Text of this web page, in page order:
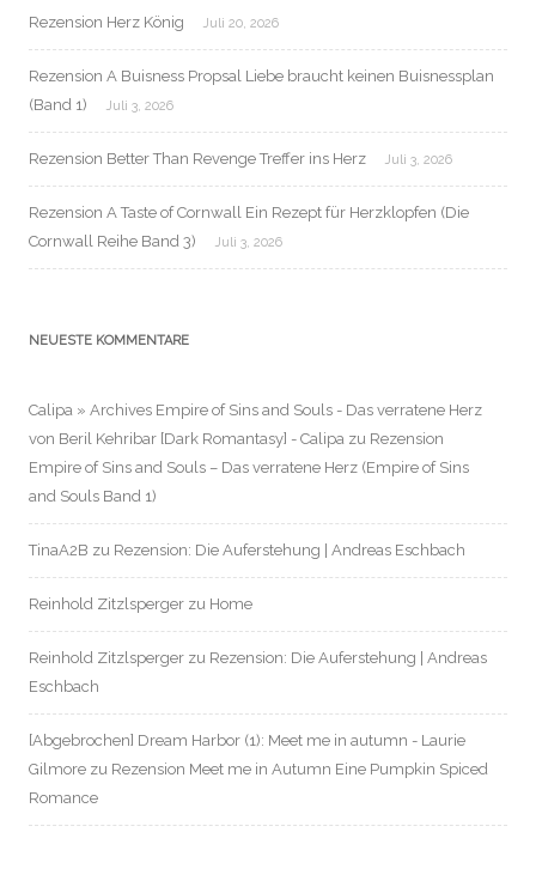
Rezension Herz König Juli 20, 2026
Rezension A Buisness Propsal Liebe braucht keinen Buisnessplan
(Band 1)
Juli 3, 2026
Rezension Better Than Revenge Treffer ins Herz Juli 3, 2026
Rezension A Taste of Cornwall Ein Rezept für Herzklopfen (Die
Cornwall Reihe Band 3)
Juli 3, 2026
NEUESTE KOMMENTARE
Calipa » Archives Empire of Sins and Souls - Das verratene Herz
von Beril Kehribar [Dark Romantasy] - Calipa zu Rezension
Empire of Sins and Souls – Das verratene Herz (Empire of Sins
and Souls Band 1)
TinaA2B zu Rezension: Die Auferstehung | Andreas Eschbach
Reinhold Zitzlsperger zu Home
Reinhold Zitzlsperger zu Rezension: Die Auferstehung | Andreas
Eschbach
[Abgebrochen] Dream Harbor (1): Meet me in autumn - Laurie
Gilmore zu Rezension Meet me in Autumn Eine Pumpkin Spiced
Romance